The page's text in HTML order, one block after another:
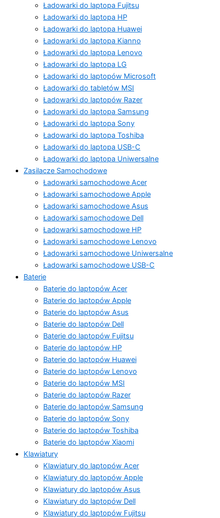
Ładowarki do laptopa Fujitsu
Ładowarki do laptopa HP
Ładowarki do laptopa Huawei
Ładowarki do laptopa Kianno
Ładowarki do laptopa Lenovo
Ładowarki do laptopa LG
Ładowarki do laptopów Microsoft
Ładowarki do tabletów MSI
Ładowarki do laptopów Razer
Ładowarki do laptopa Samsung
Ładowarki do laptopa Sony
Ładowarki do laptopa Toshiba
Ładowarki do laptopa USB-C
Ładowarki do laptopa Uniwersalne
Zasilacze Samochodowe
Ładowarki samochodowe Acer
Ładowarki samochodowe Apple
Ładowarki samochodowe Asus
Ładowarki samochodowe Dell
Ładowarki samochodowe HP
Ładowarki samochodowe Lenovo
Ładowarki samochodowe Uniwersalne
Ładowarki samochodowe USB-C
Baterie
Baterie do laptopów Acer
Baterie do laptopów Apple
Baterie do laptopów Asus
Baterie do laptopów Dell
Baterie do laptopów Fujitsu
Baterie do laptopów HP
Baterie do laptopów Huawei
Baterie do laptopów Lenovo
Baterie do laptopów MSI
Baterie do laptopów Razer
Baterie do laptopów Samsung
Baterie do laptopów Sony
Baterie do laptopów Toshiba
Baterie do laptopów Xiaomi
Klawiatury
Klawiatury do laptopów Acer
Klawiatury do laptopów Apple
Klawiatury do laptopów Asus
Klawiatury do laptopów Dell
Klawiatury do laptopów Fujitsu